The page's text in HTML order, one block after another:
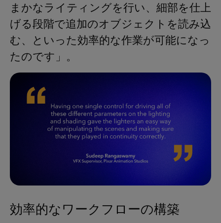
まかなライティングを行い、細部を仕上
げる段階で追加のオブジェクトを読み込
む、といった効率的な作業が可能になっ
たのです」。
効率的なワークフローの構築